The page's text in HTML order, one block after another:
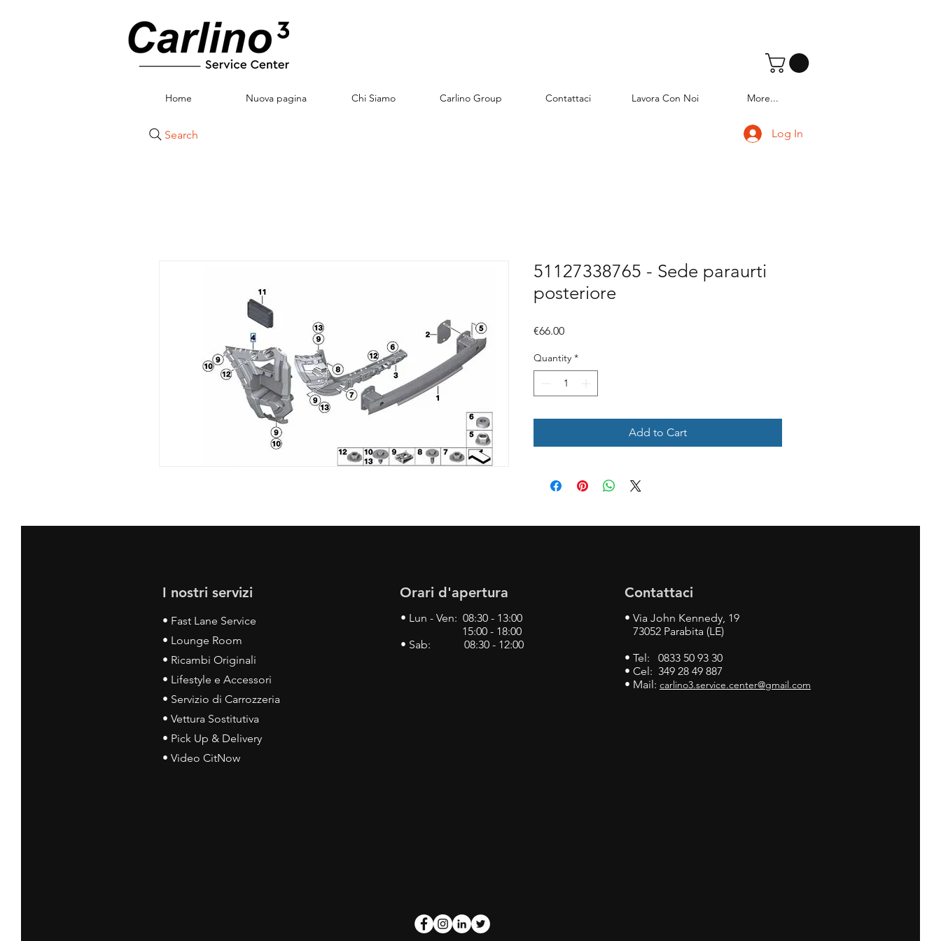
Home Nuova pagina Chi Siamo Carlino Group Contattaci Lavora Con Noi More...
Search Log In
51127338765 - Sede paraurti
posteriore
€66.00Price
Quantity *
Add to Cart
I nostri servizi
• Fast Lane Service
• Lounge Room
• Ricambi Originali
• Lifestyle e Accessori
• Servizio di Carrozzeria
• Vettura Sostitutiva
• Pick Up & Delivery
• Video CitNow
Orari d'apertura
• Lun - Ven: 08:30 - 13:00
15:00 - 18:00
• Sab: 08:30 - 12:00
Contattaci
• Via John Kennedy, 19
73052 Parabita (LE)
• Tel: 0833 50 93 30
• Cel: 349 28 49 887
• Mail: carlino3.service.center@gmail.com